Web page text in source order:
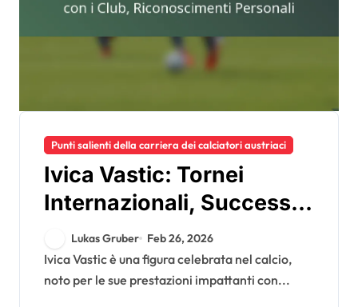
Punti salienti della carriera dei calciatori austriaci
Ivica Vastic: Tornei
Internazionali, Successi
con i Club,
Riconoscimenti Personali
Lukas Gruber Feb 26, 2026
Ivica Vastic è una figura celebrata nel calcio,
noto per le sue prestazioni impattanti con...